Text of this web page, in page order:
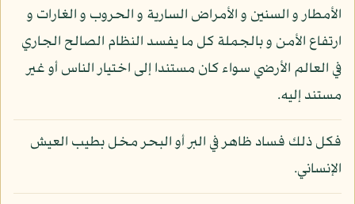
الأمطار و السنين و الأمراض السارية و الحروب و الغارات و
ارتفاع الأمن و بالجملة كل ما يفسد النظام الصالح الجاري
في العالم الأرضي سواء كان مستندا إلى اختيار الناس أو غير
مستند إليه.
فكل ذلك فساد ظاهر في البر أو البحر مخل بطيب العيش
الإنساني.